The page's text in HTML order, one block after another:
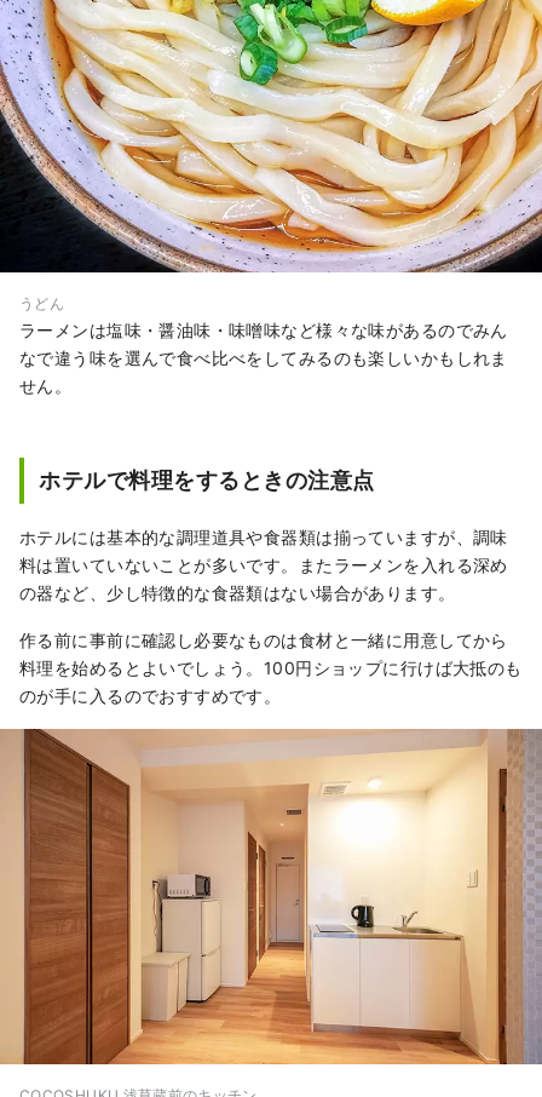
うどん
ラーメンは塩味・醤油味・味噌味など様々な味があるのでみん
なで違う味を選んで食べ比べをしてみるのも楽しいかもしれま
せん。
ホテルで料理をするときの注意点
ホテルには基本的な調理道具や食器類は揃っていますが、調味
料は置いていないことが多いです。またラーメンを入れる深め
の器など、少し特徴的な食器類はない場合があります。
作る前に事前に確認し必要なものは食材と一緒に用意してから
料理を始めるとよいでしょう。100円ショップに行けば大抵のも
のが手に入るのでおすすめです。